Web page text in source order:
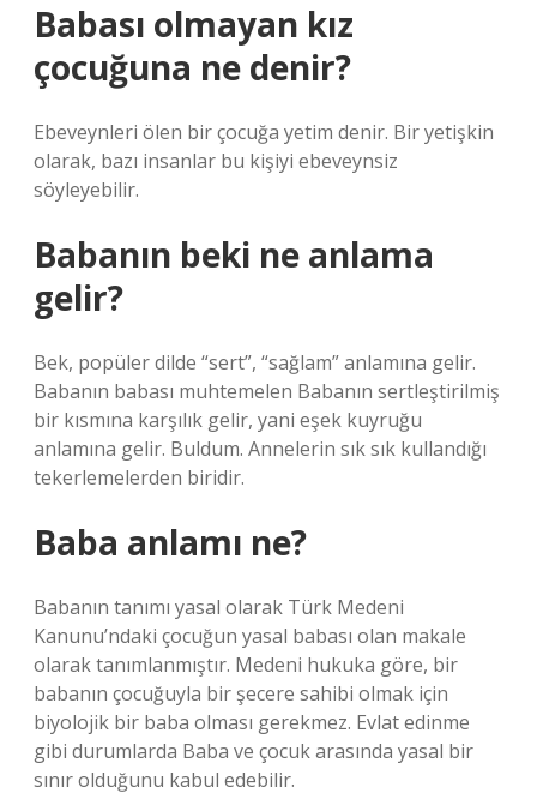
Babası olmayan kız
çocuğuna ne denir?
Ebeveynleri ölen bir çocuğa yetim denir. Bir yetişkin
olarak, bazı insanlar bu kişiyi ebeveynsiz
söyleyebilir.
Babanın beki ne anlama
gelir?
Bek, popüler dilde “sert”, “sağlam” anlamına gelir.
Babanın babası muhtemelen Babanın sertleştirilmiş
bir kısmına karşılık gelir, yani eşek kuyruğu
anlamına gelir. Buldum. Annelerin sık sık kullandığı
tekerlemelerden biridir.
Baba anlamı ne?
Babanın tanımı yasal olarak Türk Medeni
Kanunu’ndaki çocuğun yasal babası olan makale
olarak tanımlanmıştır. Medeni hukuka göre, bir
babanın çocuğuyla bir şecere sahibi olmak için
biyolojik bir baba olması gerekmez. Evlat edinme
gibi durumlarda Baba ve çocuk arasında yasal bir
sınır olduğunu kabul edebilir.